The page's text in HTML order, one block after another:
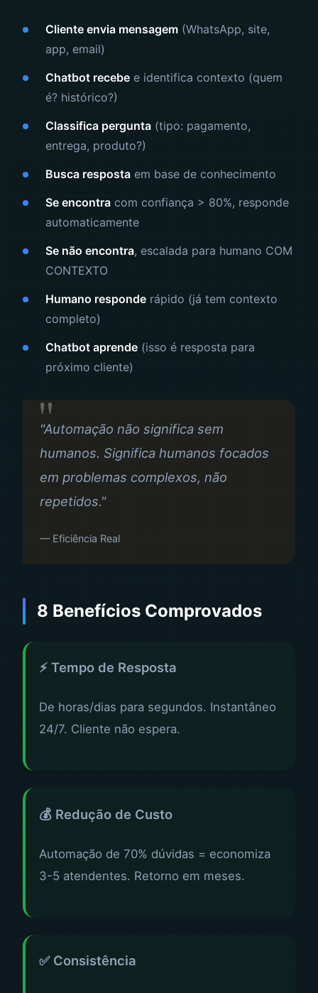
Cliente envia mensagem (WhatsApp, site,
app, email)
Chatbot recebe e identifica contexto (quem
é? histórico?)
Classifica pergunta (tipo: pagamento,
entrega, produto?)
Busca resposta em base de conhecimento
Se encontra com confiança > 80%, responde
automaticamente
Se não encontra, escalada para humano COM
CONTEXTO
Humano responde rápido (já tem contexto
completo)
Chatbot aprende (isso é resposta para
próximo cliente)
"Automação não significa sem
humanos. Significa humanos focados
em problemas complexos, não
repetidos."
— Eficiência Real
8 Benefícios Comprovados
⚡ Tempo de Resposta
De horas/dias para segundos. Instantâneo
24/7. Cliente não espera.
💰 Redução de Custo
Automação de 70% dúvidas = economiza
3-5 atendentes. Retorno em meses.
✅ Consistência